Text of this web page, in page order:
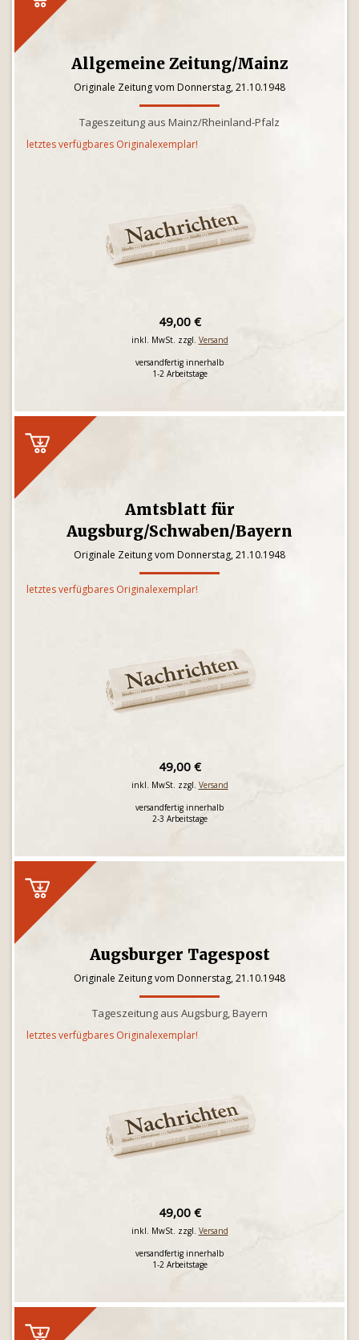
Allgemeine Zeitung/Mainz
Originale Zeitung vom Donnerstag, 21.10.1948
Tageszeitung aus Mainz/Rheinland-Pfalz
letztes verfügbares Originalexemplar!
49,00 €
inkl. MwSt. zzgl. Versand
versandfertig innerhalb
1-2 Arbeitstage
Amtsblatt für
Augsburg/Schwaben/Bayern
Originale Zeitung vom Donnerstag, 21.10.1948
letztes verfügbares Originalexemplar!
49,00 €
inkl. MwSt. zzgl. Versand
versandfertig innerhalb
2-3 Arbeitstage
Augsburger Tagespost
Originale Zeitung vom Donnerstag, 21.10.1948
Tageszeitung aus Augsburg, Bayern
letztes verfügbares Originalexemplar!
49,00 €
inkl. MwSt. zzgl. Versand
versandfertig innerhalb
1-2 Arbeitstage